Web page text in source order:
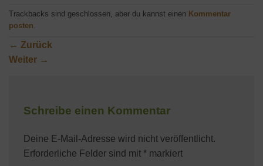
Trackbacks sind geschlossen, aber du kannst einen Kommentar
posten
← Zurück
Weiter →
Schreibe einen Kommentar
Deine E-Mail-Adresse wird nicht veröffentlicht.
Erforderliche Felder sind mit * markiert